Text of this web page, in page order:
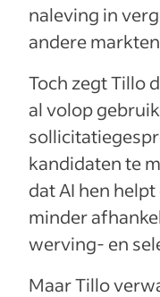
naleving in
andere
Toch zegt Tillo
al volop
kandidaten te
dat AI hen
minder
werving- en
Maar Tillo